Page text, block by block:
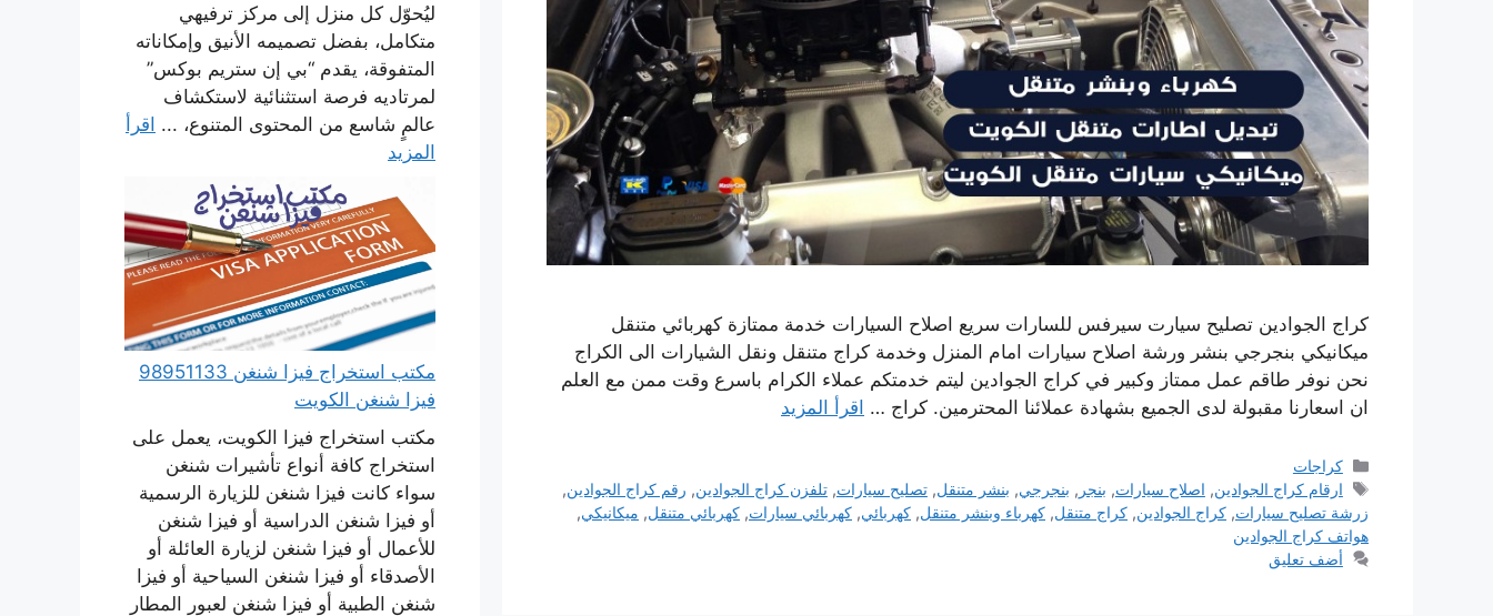
كراج الجوادين تصليح سيارت سيرفس للسارات سريع اصلاح السيارات خدمة ممتازة كهربائي متنقل
ميكانيكي بنجرجي بنشر ورشة اصلاح سيارات امام المنزل وخدمة كراج متنقل ونقل الشيارات الى الكراج
نحن نوفر طاقم عمل ممتاز وكبير في كراج الجوادين ليتم خدمتكم عملاء الكرام باسرع وقت ممن مع العلم
ان اسعارنا مقبولة لدى الجميع بشهادة عملائنا المحترمين. كراج … اقرأ المزيد
التصنيفات
كراجات
الوسوم
ارقام كراج الجوادين, اصلاح سيارات, بنجر , بنجرجي, بنشر متنقل,تصليح سيارات,تلفزن كراج الجوادين, رقم كراج الجوادين,
زرشة تصليح سيارات, كراج الجوادين, كراج متنقل, كهرباء وبنشر متنقل, كهربائي, كهربائي سيارات, كهربائي متنقل, ميكانيكي,
هواتف كراج الجوادين
أضف تعليق
ليُحوّل كل منزل إلى مركز ترفيهي
متكامل، بفضل تصميمه الأنيق وإمكاناته
المتفوقة، يقدم “بي إن ستريم بوكس”
لمرتاديه فرصة استثنائية لاستكشاف
عالمٍ شاسع من المحتوى المتنوع، ... اقرأ
المزيد
مكتب استخراج فيزا شنغن 98951133
فيزا شنغن الكويت
مكتب استخراج فيزا الكويت، يعمل على
استخراج كافة أنواع تأشيرات شنغن
سواء كانت فيزا شنغن للزيارة الرسمية
أو فيزا شنغن الدراسية أو فيزا شنغن
للأعمال أو فيزا شنغن لزيارة العائلة أو
الأصدقاء أو فيزا شنغن السياحية أو فيزا
شنغن الطبية أو فيزا شنغن لعبور المطار